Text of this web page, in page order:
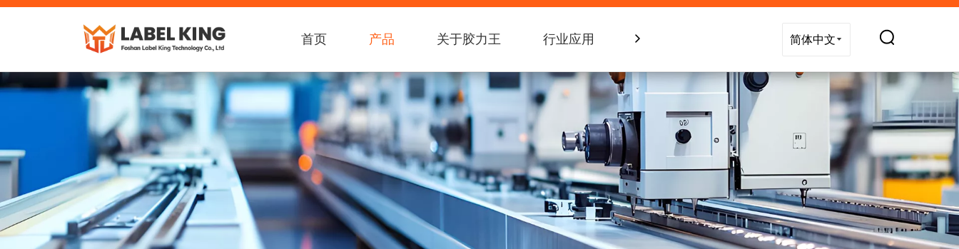
首页 产品 关于胶力王 行业应用 技术支持 联系我们
简体中文